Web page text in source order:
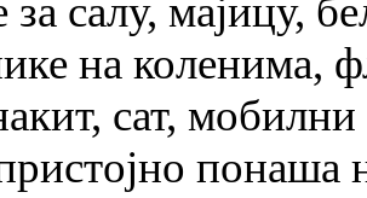
за салу, мајицу,
на коленима,
сат,
понаша